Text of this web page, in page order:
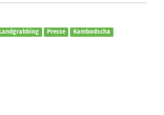
Presse
Kambodscha